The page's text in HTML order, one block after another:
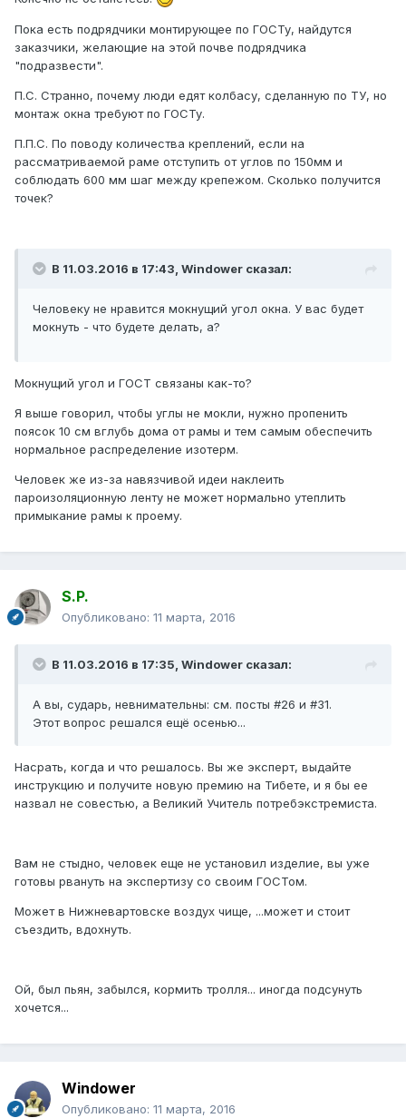
Пока есть подрядчики монтирующее по ГОСТу, найдутся
заказчики, желающие на этой почве подрядчика
"подразвести".
П.С. Странно, почему люди едят колбасу, сделанную по ТУ, но
монтаж окна требуют по ГОСТу.
П.П.С. По поводу количества креплений, если на
рассматриваемой раме отступить от углов по 150мм и
соблюдать 600 мм шаг между крепежом. Сколько получится
точек?
В 11.03.2016 в 17:43, Windower сказал:
Человеку не нравится мокнущий угол окна. У вас будет
мокнуть - что будете делать, а?
Мокнущий угол и ГОСТ связаны как-то?
Я выше говорил, чтобы углы не мокли, нужно пропенить
поясок 10 см вглубь дома от рамы и тем самым обеспечить
нормальное распределение изотерм.
Человек же из-за навязчивой идеи наклеить
пароизоляционную ленту не может нормально утеплить
примыкание рамы к проему.
S.P.
Опубликовано: 11 марта, 2016
В 11.03.2016 в 17:35, Windower сказал:
А вы, сударь, невнимательны: см. посты #26 и #31.
Этот вопрос решался ещё осенью...
Насрать, когда и что решалось. Вы же эксперт, выдайте
инструкцию и получите новую премию на Тибете, и я бы ее
назвал не совестью, а Великий Учитель потребэкстремиста.
Вам не стыдно, человек еще не установил изделие, вы уже
готовы рвануть на экспертизу со своим ГОСТом.
Может в Нижневартовске воздух чище, ...может и стоит
съездить, вдохнуть.
Ой, был пьян, забылся, кормить тролля... иногда подсунуть
хочется...
Windower
Опубликовано: 11 марта, 2016